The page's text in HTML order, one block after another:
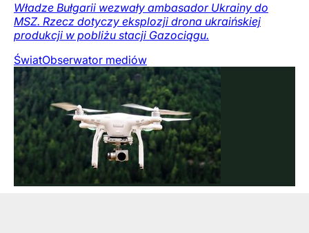
Władze Bułgarii wezwały ambasador Ukrainy do
MSZ. Rzecz dotyczy eksplozji drona ukraińskiej
produkcji w pobliżu stacji Gazociągu.
ŚwiatObserwator mediów